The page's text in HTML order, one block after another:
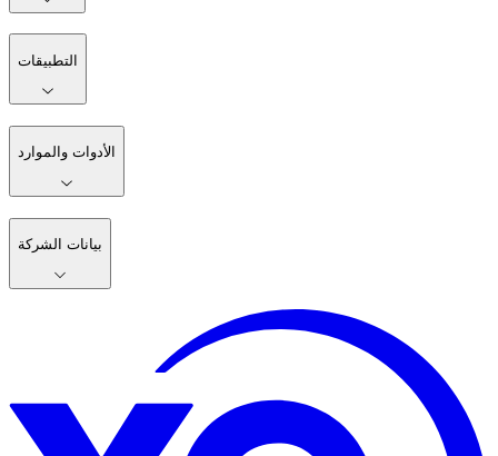
التطبيقات
الأدوات والموارد
بيانات الشركة